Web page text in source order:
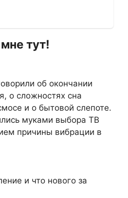
тут!
об окончании
о сложностях сна
и о бытовой слепоте.
муками выбора ТВ
причины вибрации в
и что нового за